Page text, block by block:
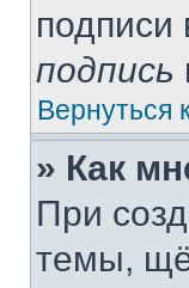
подпись
Вернуться
» Как
При
темы,